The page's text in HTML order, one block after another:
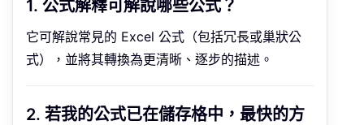
1. 公式解釋可解說哪些公式？
它可解說常見的 Excel 公式（包括冗長或巢狀公
式），並將其轉換為更清晰、逐步的描述。
2. 若我的公式已在儲存格中，最快的方